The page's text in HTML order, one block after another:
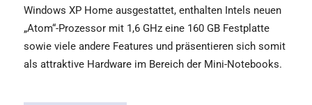
Windows XP Home ausgestattet, enthalten Intels neuen
„Atom“-Prozessor mit 1,6 GHz eine 160 GB Festplatte
sowie viele andere Features und präsentieren sich somit
als attraktive Hardware im Bereich der Mini-Notebooks.